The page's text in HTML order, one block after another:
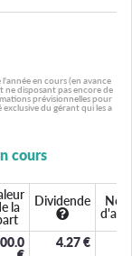
en cours (en avance
disposant pas encore de
prévisionnelles pour
du gérant qui les a
cours
la
Dividende
4.27€